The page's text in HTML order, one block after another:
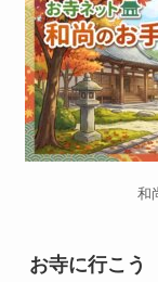
和
お寺に行こう